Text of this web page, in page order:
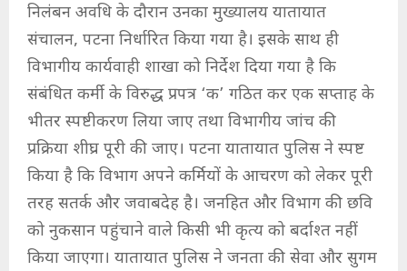
निलंबन अवधि के दौरान उनका मुख्यालय यातायात
संचालन, पटना निर्धारित किया गया है। इसके साथ ही
विभागीय कार्यवाही शाखा को निर्देश दिया गया है कि
संबंधित कर्मी के विरुद्ध प्रपत्र ‘क’ गठित कर एक सप्ताह के
भीतर स्पष्टीकरण लिया जाए तथा विभागीय जांच की
प्रक्रिया शीघ्र पूरी की जाए। पटना यातायात पुलिस ने स्पष्ट
किया है कि विभाग अपने कर्मियों के आचरण को लेकर पूरी
तरह सतर्क और जवाबदेह है। जनहित और विभाग की छवि
को नुकसान पहुंचाने वाले किसी भी कृत्य को बर्दाश्त नहीं
किया जाएगा। यातायात पुलिस ने जनता की सेवा और सुगम